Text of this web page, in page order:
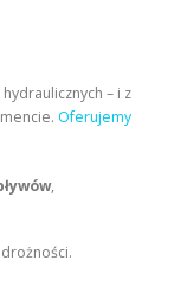
– i z
Oferujemy
,